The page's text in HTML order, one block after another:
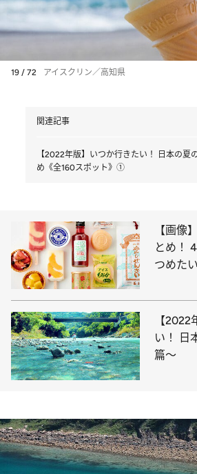
19 / 72 アイスクリン／高知県
関連記事
【2022年版】いつか行きたい！ 日本の夏
め《全160スポット》①
【画像
とめ！
つめた
【
い！ 日
篇～